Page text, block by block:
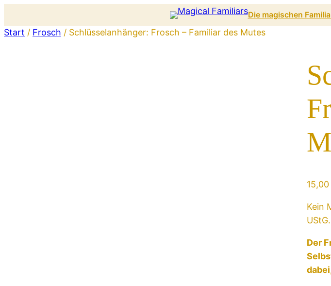
Inhalt
springen
Die magischen
Start / Frosch / Schlüsselanhänger: Frosch – Familiar des Mutes
15,00
Kein
UStG.
Der